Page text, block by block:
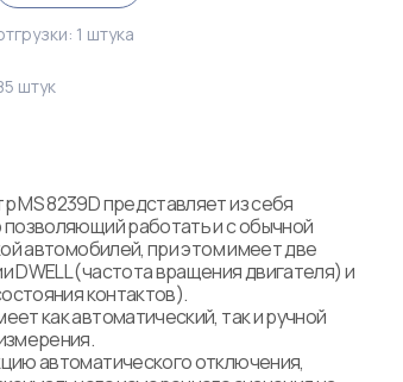
1 штука
штук
MS 8239D представляет из себя
работать и с обычной
автомобилей, при этом имеет две
DWELL (частота вращения двигателя) и
контактов).
как автоматический, так и ручной
автоматического отключения,